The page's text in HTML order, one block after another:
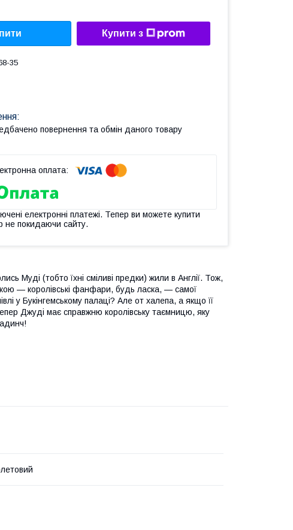
Купити з
35
повернення та обмін даного товару
електронні платежі. Тепер ви можете купити
не покидаючи сайту.
Муді (тобто їхні сміливі предки) жили в Англії. Тож,
— королівські фанфари, будь ласка, — самої
у Букінгемському палаці? Але от халепа, а якщо її
Джуді має справжню королівську таємницю, яку